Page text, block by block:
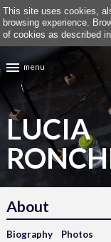
This site uses cookies,
browsing experience.
of cookies as described
menu
LUCIA
About
Biography
Photos